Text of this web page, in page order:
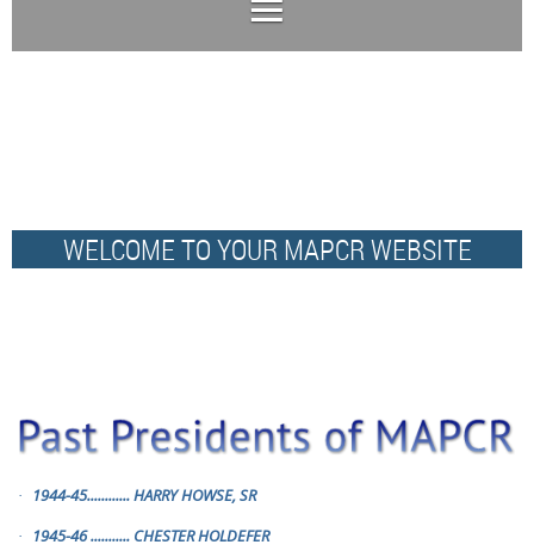
WELCOME TO YOUR MAPCR WEBSITE
· 1944-45............HARRY HOWSE, SR
· 1945-46........... CHESTER HOLDEFER